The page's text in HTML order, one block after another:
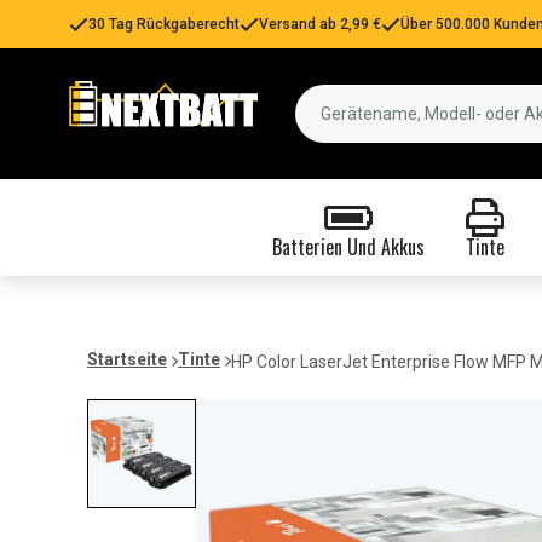
30 Tag Rückgaberecht Versand ab 2,99 € Über 500.000
Batterien Und Akkus Tinte
Startseite Tinte HP Color LaserJet Enterprise Flow MFP